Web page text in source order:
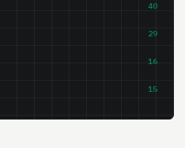
40
29
16
15